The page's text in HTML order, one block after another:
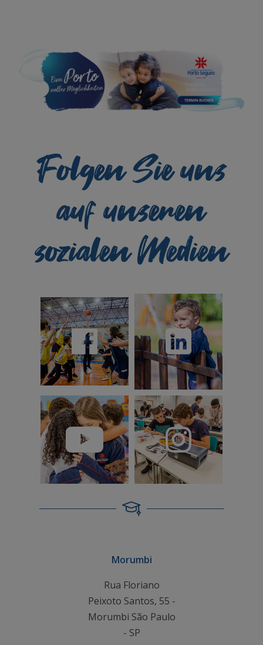
Folgen Sie uns
auf unseren
sozialen Medien
Morumbi
Rua Floriano
Peixoto Santos, 55 -
Morumbi São Paulo
- SP